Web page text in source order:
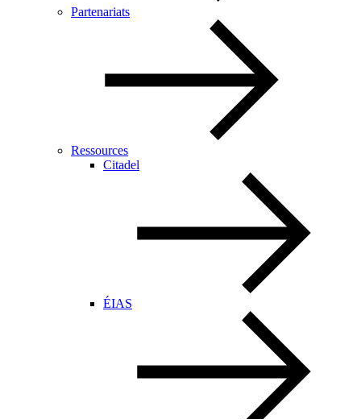
Partenariats
Ressources
Citadel
ÉIAS